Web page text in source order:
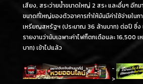
เสียง, สระว่ายน้ำขนาดใหญ่ 2 สระ และอื่นๆ อีก
ขนาดที่ใหญ่ของตัวอาคารทำให้มันมีค่าใช้จ่ายในก
เหรียญสหรัฐฯ (ประมาณ 36 ล้านบาท) ต่อปี ซึ่ง
รายงานว่านับเฉพาะค่าไฟก็ตกเดือนละ 16,500
บาท) เข้าไปแล้ว
-
>